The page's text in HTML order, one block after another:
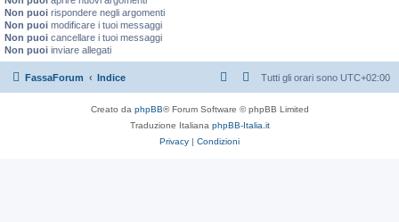
Non puoi rispondere negli argomenti
Non puoi modificare i tuoi messaggi
Non puoi cancellare i tuoi messaggi
Non puoi inviare allegati
FassaForum Indice Tutti gli orari sono UTC+02:00
Creato da phpBB® Forum Software © phpBB Limited
Traduzione Italiana phpBB-Italia.it
Privacy | Condizioni